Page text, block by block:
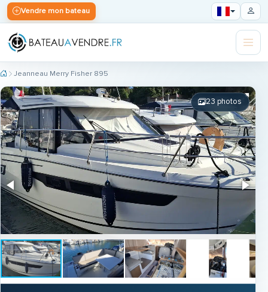
Vendre mon bateau
Jeanneau Merry Fisher 895
23 photos